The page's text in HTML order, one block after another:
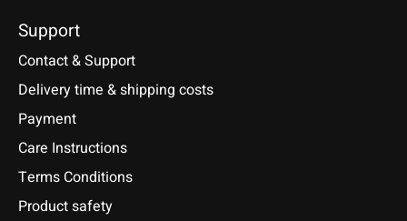
Support
Contact & Support
Delivery time & shipping costs
Payment
Care Instructions
Terms Conditions
Product safety